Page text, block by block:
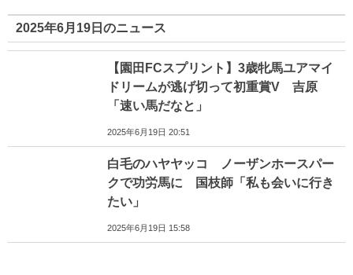
2025年6月19日のニュース
【園田FCスプリント】3歳牝馬ユアマイ
ドリームが逃げ切って初重賞V 吉原
「速い馬だなと」
2025年6月19日 20:51
白毛のハヤヤッコ ノーザンホースパー
クで功労馬に 国枝師「私も会いに行き
たい」
2025年6月19日 15:58